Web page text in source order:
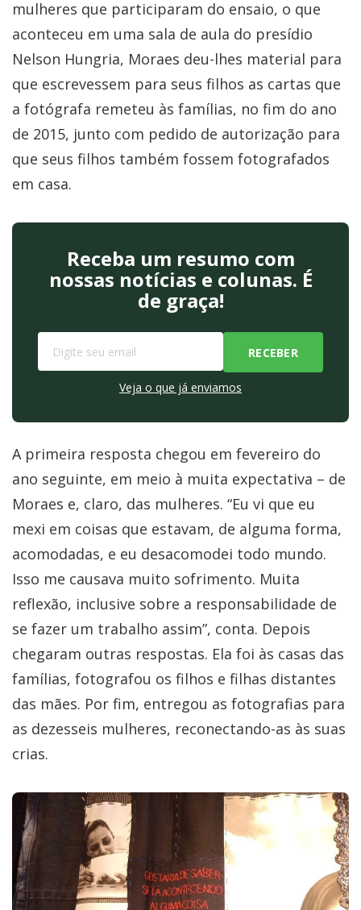
mulheres que participaram do ensaio, o que
aconteceu em uma sala de aula do presídio
Nelson Hungria, Moraes deu-lhes material para
que escrevessem para seus filhos as cartas que
a fotógrafa remeteu às famílias, no fim do ano
de 2015, junto com pedido de autorização para
que seus filhos também fossem fotografados
em casa.
Receba um resumo com
nossas notícias e colunas. É
de graça!
Veja o que já enviamos
A primeira resposta chegou em fevereiro do
ano seguinte, em meio à muita expectativa – de
Moraes e, claro, das mulheres. “Eu vi que eu
mexi em coisas que estavam, de alguma forma,
acomodadas, e eu desacomodei todo mundo.
Isso me causava muito sofrimento. Muita
reflexão, inclusive sobre a responsabilidade de
se fazer um trabalho assim”, conta. Depois
chegaram outras respostas. Ela foi às casas das
famílias, fotografou os filhos e filhas distantes
das mães. Por fim, entregou as fotografias para
as dezesseis mulheres, reconectando-as às suas
crias.